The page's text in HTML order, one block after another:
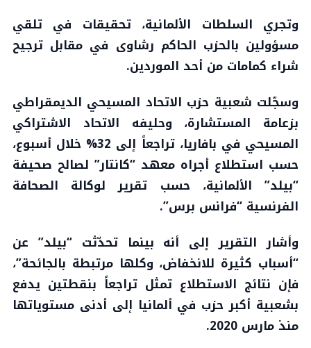
وتجري السلطات الألمانية، تحقيقات في تلقي
مسؤولين بالحزب الحاكم رشاوى في مقابل ترجيح
شراء كمامات من أحد الموردين.
وسجّلت شعبية حزب الاتحاد المسيحي الديمقراطي
بزعامة المستشارة، وحليفه الاتحاد الاشتراكي
المسيحي في بافاريا، تراجعاً إلى 32% خلال أسبوع،
حسب استطلاع أجراه معهد “كانتار” لصالح صحيفة
“بيلد” الألمانية، حسب تقرير لوكالة الصحافة
الفرنسية “فرانس برس”.
وأشار التقرير إلى أنه بينما تحدّثت “بيلد” عن
“أسباب كثيرة للانخفاض، وكلها مرتبطة بالجائحة”،
فإن نتائج الاستطلاع تمثل تراجعاً بنقطتين يدفع
بشعبية أكبر حزب في ألمانيا إلى أدنى مستوياتها
منذ مارس 2020.